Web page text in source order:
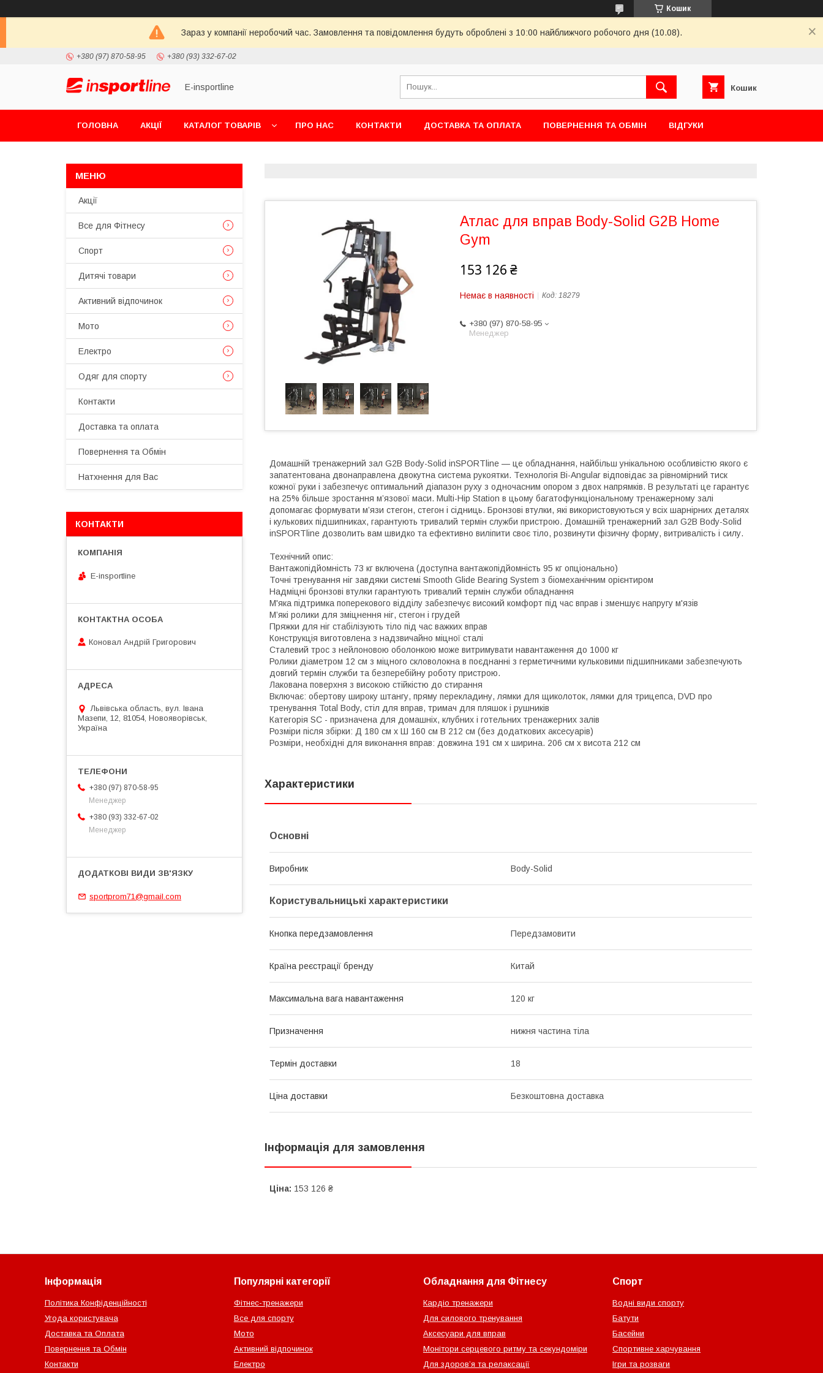
Кошик
Зараз у компанії неробочий час. Замовлення та повідомлення будуть оброблені з 10:00 найближчого робочого дня (10.08).
+380 (97) 870-58-95 +380 (93) 332-67-02
E-insportline Кошик
ГОЛОВНА АКЦІЇ КАТАЛОГ ТОВАРІВ ПРО НАС КОНТАКТИ ДОСТАВКА ТА ОПЛАТА ПОВЕРНЕННЯ ТА ОБМІН ВІДГУКИ
Атлас для вправ Body-Solid G2B Home
Gym
153 126 ₴
Немає в наявності Код: 18279
+380 (97) 870-58-95
Менеджер
Домашній тренажерний зал G2B Body-Solid inSPORTline — це обладнання, найбільш унікальною особливістю якого є
запатентована двонаправлена ​​двокутна система рукоятки. Технологія Bi-Angular відповідає за рівномірний тиск
кожної руки і забезпечує оптимальний діапазон руху з одночасним опором з двох напрямків. В результаті це гарантує
на 25% більше зростання м’язової маси. Multi-Hip Station в цьому багатофункціональному тренажерному залі
допомагає формувати м’язи стегон, стегон і сідниць. Бронзові втулки, які використовуються у всіх шарнірних деталях
і кулькових підшипниках, гарантують тривалий термін служби пристрою. Домашній тренажерний зал G2B Body-Solid
inSPORTline дозволить вам швидко та ефективно виліпити своє тіло, розвинути фізичну форму, витривалість і силу.
Технічний опис:
Вантажопідйомність 73 кг включена (доступна вантажопідйомність 95 кг опціонально)
Точні тренування ніг завдяки системі Smooth Glide Bearing System з біомеханічним орієнтиром
Надміцні бронзові втулки гарантують тривалий термін служби обладнання
М'яка підтримка поперекового відділу забезпечує високий комфорт під час вправ і зменшує напругу м'язів
М’які ролики для зміцнення ніг, стегон і грудей
Пряжки для ніг стабілізують тіло під час важких вправ
Конструкція виготовлена ​​з надзвичайно міцної сталі
Сталевий трос з нейлоновою оболонкою може витримувати навантаження до 1000 кг
Ролики діаметром 12 см з міцного скловолокна в поєднанні з герметичними кульковими підшипниками забезпечують
довгий термін служби та безперебійну роботу пристрою.
Лакована поверхня з високою стійкістю до стирання
Включає: обертову широку штангу, пряму перекладину, лямки для щиколоток, лямки для трицепса, DVD про
тренування Total Body, стіл для вправ, тримач для пляшок і рушників
Категорія SC - призначена для домашніх, клубних і готельних тренажерних залів
Розміри після збірки: Д 180 см х Ш 160 см В 212 см (без додаткових аксесуарів)
Розміри, необхідні для виконання вправ: довжина 191 см х ширина. 206 см х висота 212 см
Характеристики
Основні
Виробник Body-Solid
Користувальницькі характеристики
Кнопка передзамовлення Передзамовити
Країна реєстрації бренду Китай
Максимальна вага навантаження 120 кг
Призначення нижня частина тіла
Термін доставки 18
Ціна доставки Безкоштовна доставка
Інформація для замовлення
Ціна: 153 126 ₴
Акції
Все для Фітнесу
Спорт
Дитячі товари
Активний відпочинок
Мото
Електро
Одяг для спорту
Контакти
Доставка та оплата
Повернення та Обмін
Натхнення для Вас
КОНТАКТИ
E-insportline
Коновал Андрій Григорович
Львівська область, вул. Івана
Мазепи, 12, 81054, Новояворівськ,
Україна
+380 (97) 870-58-95
Менеджер
+380 (93) 332-67-02
Менеджер
sportprom71@gmail.com
Інформація
Політика Конфіденційності
Угода користувача
Доставка та Оплата
Повернення та Обмін
Контакти
Популярні категорії
Фітнес-тренажери
Все для спорту
Мото
Активний відпочинок
Електро
Обладнання для Фітнесу
Кардіо тренажери
Для силового тренування
Аксесуари для вправ
Монітори серцевого ритму та секундоміри
Для здоров’я та релаксації
Спорт
Водні види спорту
Батути
Басейни
Спортивне харчування
Ігри та розваги